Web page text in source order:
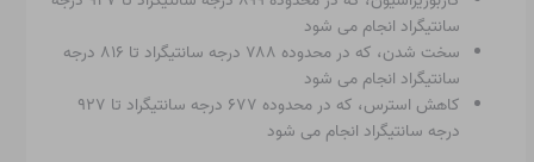
سانتیگراد انجام می شود
سخت شدن، که در محدوده ۷۸۸ درجه سانتیگراد تا ۸۱۶ درجه
سانتیگراد انجام می شود
کاهش استرس، که در محدوده ۶۷۷ درجه سانتیگراد تا ۹۲۷
درجه سانتیگراد انجام می شود